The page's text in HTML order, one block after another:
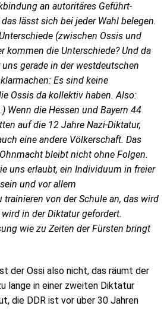
an autoritäres Geführt-
lässt sich bei jeder Wahl belegen.
(zwischen Ossis und
kommen die Unterschiede? Und da
gerade in der westdeutschen
Es sind keine
Ossis da kollektiv haben. Also:
Wenn die Hessen und Bayern 44
auf die 12 Jahre Nazi-Diktatur,
eine andere Völkerschaft. Das
bleibt nicht ohne Folgen.
uns erlaubt, ein Individuum in freier
und vor allem
von der Schule an, das wird
in der Diktatur gefordert.
wie zu Zeiten der Fürsten bringt
der Ossi also nicht, das räumt der
lange in einer zweiten Diktatur
die DDR ist vor über 30 Jahren